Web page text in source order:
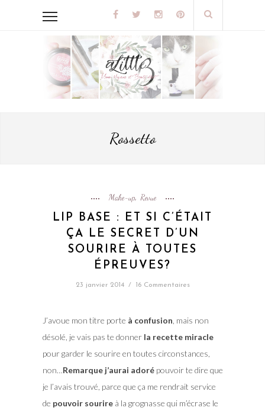
Rossetto
Make-up, Revue
LIP BASE : ET SI C’ÉTAIT
ÇA LE SECRET D’UN
SOURIRE À TOUTES
ÉPREUVES?
23 janvier 2014 / 16 Commentaires
J’avoue mon titre porte à confusion, mais non
désolé, je vais pas te donnerla recette miracle
pour garder le sourire en toutes circonstances,
non…Remarque j’aurai adorépouvoir te dire que
je l’avais trouvé, parce que ça me rendrait service
de pouvoir sourireà la grognasse qui m’écrase le